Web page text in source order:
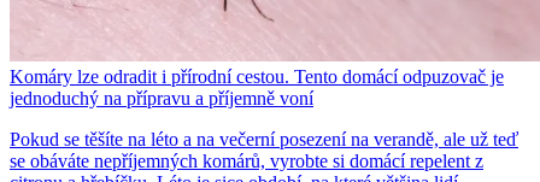
Komáry lze odradit i přírodní cestou. Tento domácí odpuzovač je
jednoduchý na přípravu a příjemně voní
Pokud se těšíte na léto a na večerní posezení na verandě, ale už teď
se obáváte nepříjemných komárů, vyrobte si domácí repelent z